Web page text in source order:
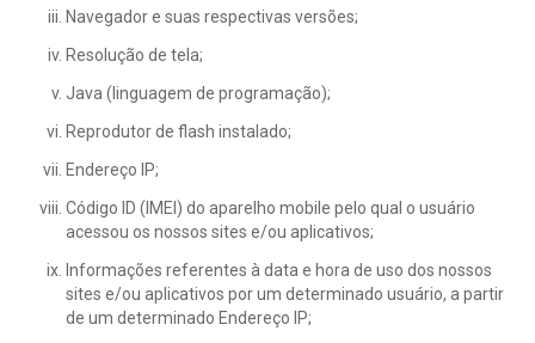
Navegador e suas respectivas versões;
Resolução de tela;
Java (linguagem de programação);
Reprodutor de flash instalado;
Endereço IP;
Código ID (IMEI) do aparelho mobile pelo qual o usuário
acessou os nossos sites e/ou aplicativos;
Informações referentes à data e hora de uso dos nossos
sites e/ou aplicativos por um determinado usuário, a partir
de um determinado Endereço IP;